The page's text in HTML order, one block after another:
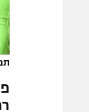
לוח
תגיות
המגזין